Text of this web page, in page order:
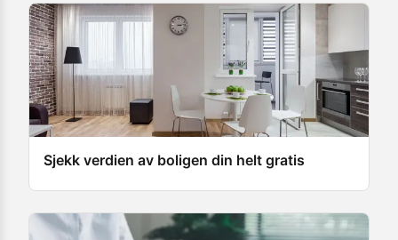
Sjekk verdien av boligen din helt gratis